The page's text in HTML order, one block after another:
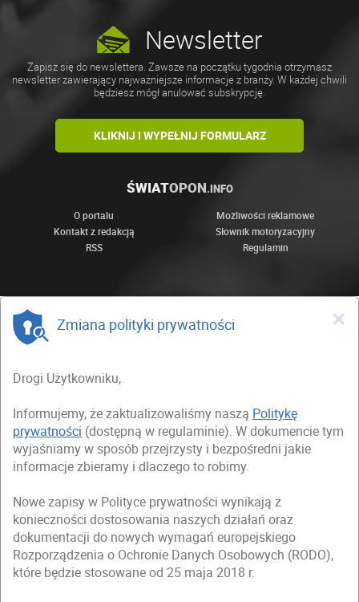
Newsletter
Zapisz się do newslettera. Zawsze na początku tygodnia otrzymasz
newsletter zawierający najważniejsze informacje z branży. W każdej chwili
będziesz mógł anulować subskrypcję.
KLIKNIJ I WYPEŁNIJ FORMULARZ
ŚWIATOPON.INFO
O portalu
Możliwości reklamowe
Kontakt z redakcją
Słownik motoryzacyjny
RSS
Regulamin
×
Zmiana polityki prywatności
Drogi Użytkowniku,
Informujemy, że zaktualizowaliśmy naszą Politykę
prywatności (dostępną w regulaminie). W dokumencie tym
wyjaśniamy w sposób przejrzysty i bezpośredni jakie
informacje zbieramy i dlaczego to robimy.
Nowe zapisy w Polityce prywatności wynikają z
konieczności dostosowania naszych działań oraz
dokumentacji do nowych wymagań europejskiego
Rozporządzenia o Ochronie Danych Osobowych (RODO),
które będzie stosowane od 25 maja 2018 r.